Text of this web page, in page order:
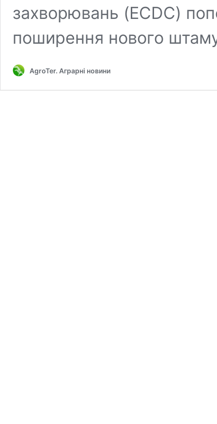
захворювань (ECDC)
поширення нового
AgroTer. Аграрні новини